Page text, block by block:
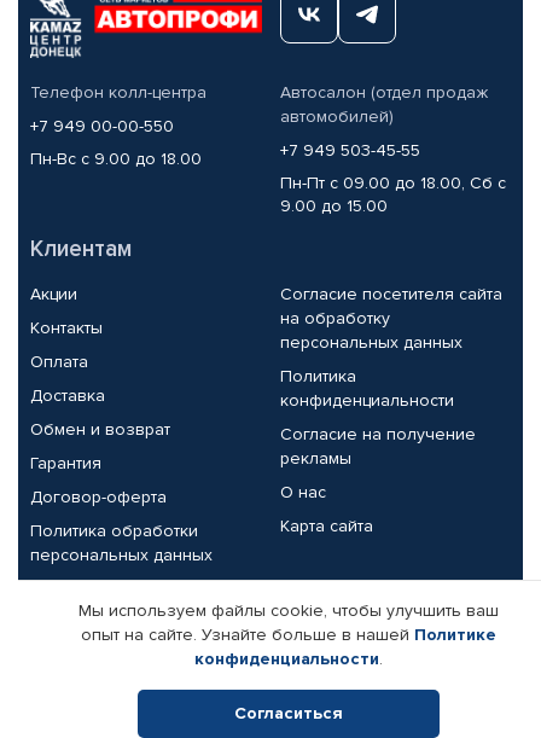
Телефон колл-центра
+7 949 00-00-550
Пн-Вс с 9.00 до 18.00
Автосалон (отдел продаж
автомобилей)
+7 949 503-45-55
Пн-Пт с 09.00 до 18.00, Сб с
9.00 до 15.00
Клиентам
Акции
Контакты
Оплата
Доставка
Обмен и возврат
Гарантия
Договор-оферта
Политика обработки
персональных данных
Согласие посетителя сайта
на обработку
персональных данных
Политика
конфиденциальности
Согласие на получение
рекламы
О нас
Карта сайта
Партнерам
Корпоративным клиентам
Поставщикам
Реквизиты компании
Мы используем файлы cookie, чтобы улучшить ваш
опыт на сайте. Узнайте больше в нашей Политике
конфиденциальности.
Согласиться